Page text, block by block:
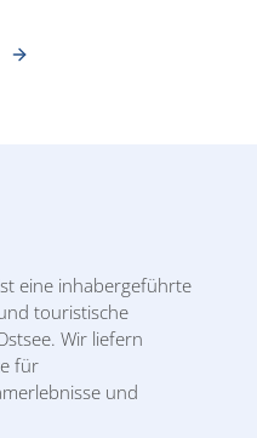
eine inhabergeführte
touristische
Wir liefern
für
und